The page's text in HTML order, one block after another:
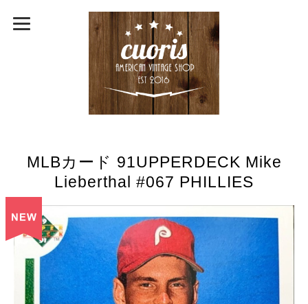
MLBカード 91UPPERDECK Mike
Lieberthal #067 PHILLIES